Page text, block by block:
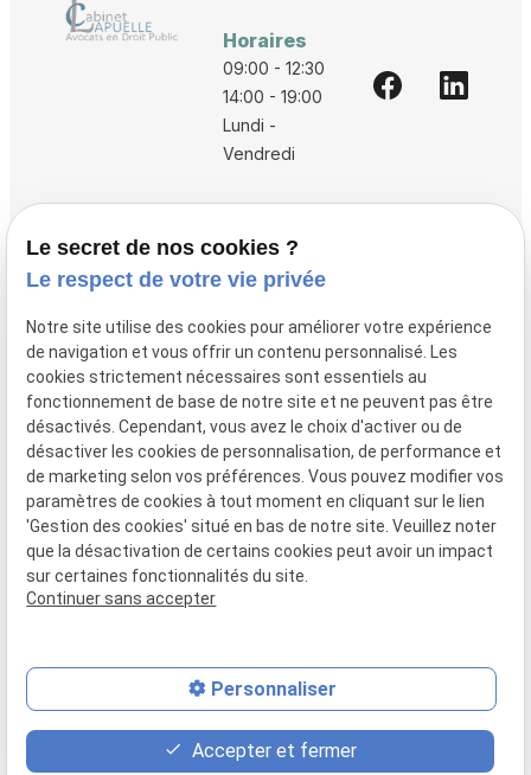
Horaires
09:00 - 12:30
14:00 - 19:00
Lundi -
Vendredi
Vos avocats
Boutique
Domaines de compétences
Actualités
Contact
Mentions
légales
Politique de
confidentialité
Gestion
des
Plan du
site
Siret :80946148600015
place contact_page phone
Le secret de nos cookies ?
Le respect de votre vie privée
Notre site utilise des cookies pour améliorer votre expérience
de navigation et vous offrir un contenu personnalisé. Les
cookies strictement nécessaires sont essentiels au
fonctionnement de base de notre site et ne peuvent pas être
désactivés. Cependant, vous avez le choix d'activer ou de
désactiver les cookies de personnalisation, de performance et
de marketing selon vos préférences. Vous pouvez modifier vos
paramètres de cookies à tout moment en cliquant sur le lien
'Gestion des cookies' situé en bas de notre site. Veuillez noter
que la désactivation de certains cookies peut avoir un impact
sur certaines fonctionnalités du site.
Continuer sans accepter
Personnaliser
Accepter et fermer